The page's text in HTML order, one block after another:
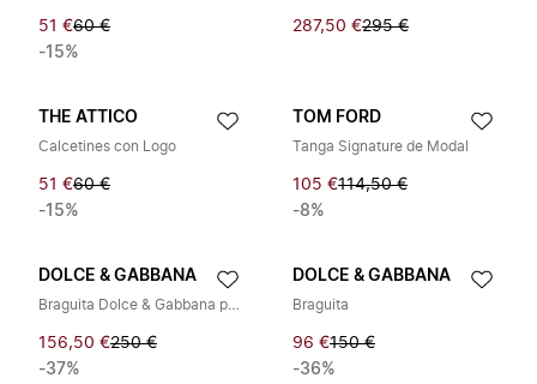
51 €60 €
-15%
287,50 €295 €
THE ATTICO
Calcetines con Logo
51 €60 €
-15%
TOM FORD
Tanga Signature de Modal
105 €114,50 €
-8%
DOLCE & GABBANA
Braguita Dolce & Gabbana para mujer
156,50 €250 €
-37%
DOLCE & GABBANA
Braguita
96 €150 €
-36%